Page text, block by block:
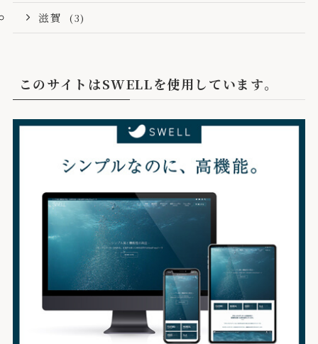
滋賀 (3)
このサイトはSWELLを使用しています。